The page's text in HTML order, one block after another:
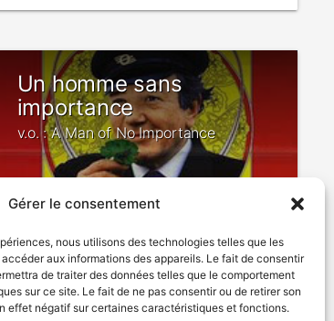
Gérer le consentement
nous utilisons des technologies telles que les
aux informations des appareils. Le fait de consentir
de traiter des données telles que le comportement
sur ce site. Le fait de ne pas consentir ou de retirer son
effet négatif sur certaines caractéristiques et fonctions.
Un homme sans
importance
v.o. : A Man of No Importance
1994 Comédie dramatique